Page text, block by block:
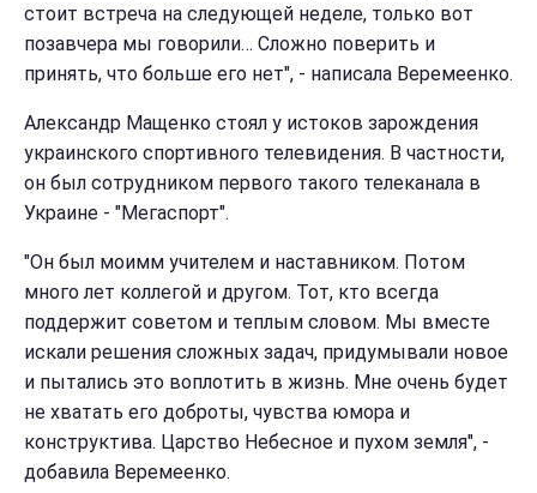
стоит встреча на следующей неделе, только вот
позавчера мы говорили… Сложно поверить и
принять, что больше его нет", - написала Веремеенко.
Александр Мащенко стоял у истоков зарождения
украинского спортивного телевидения. В частности,
он был сотрудником первого такого телеканала в
Украине - "Мегаспорт".
"Он был моимм учителем и наставником. Потом
много лет коллегой и другом. Тот, кто всегда
поддержит советом и теплым словом. Мы вместе
искали решения сложных задач, придумывали новое
и пытались это воплотить в жизнь. Мне очень будет
не хватать его доброты, чувства юмора и
конструктива. Царство Небесное и пухом земля", -
добавила Веремеенко.